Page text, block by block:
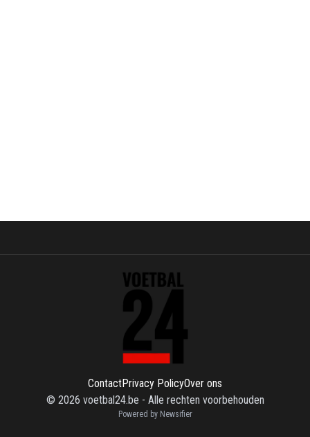
ContactPrivacy PolicyOver ons
© 2026 voetbal24.be - Alle rechten voorbehouden
Powered by Newsifier